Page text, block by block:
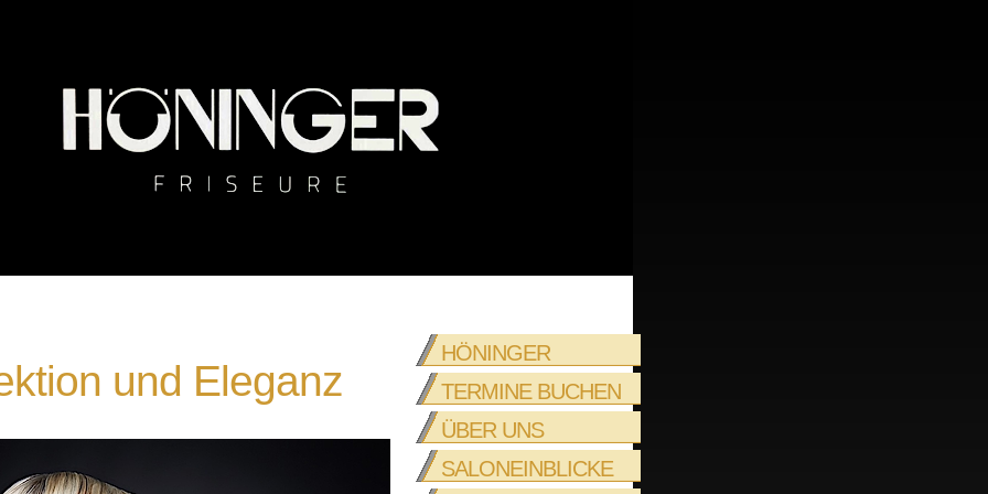
und Eleganz
HÖNINGER
TERMINE BUCHEN
ÜBER UNS
SALONEINBLICKE